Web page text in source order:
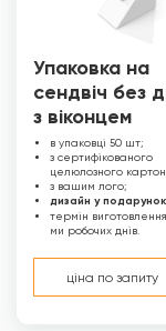
Упаковка на
сендвіч без
з віконцем
в упаковці 50 шт;
з сертифікованого
целюлозного
з вашим лого;
дизайн у
термін
ми робочих днів.
ціна по запиту